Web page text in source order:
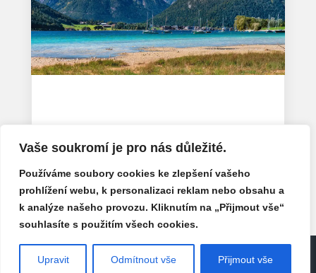
Vaše soukromí je pro nás důležité.
Používáme soubory cookies ke zlepšení vašeho
prohlížení webu, k personalizaci reklam nebo obsahu a
k analýze našeho provozu. Kliknutím na „Přijmout vše“
souhlasíte s použitím všech cookies.
Upravit Odmítnout vše Přijmout vše
« Starší příspěvky Další příspěvky »
Linklady.cz | 2026 | Počasí Attersee Počasí